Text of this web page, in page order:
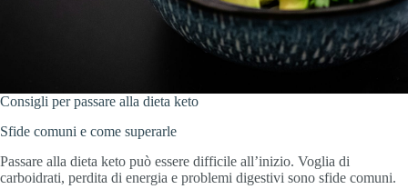
Consigli per passare alla dieta keto
Sfide comuni e come superarle
Passare alla dieta keto può essere difficile all’inizio. Voglia di
carboidrati, perdita di energia e problemi digestivi sono sfide comuni.